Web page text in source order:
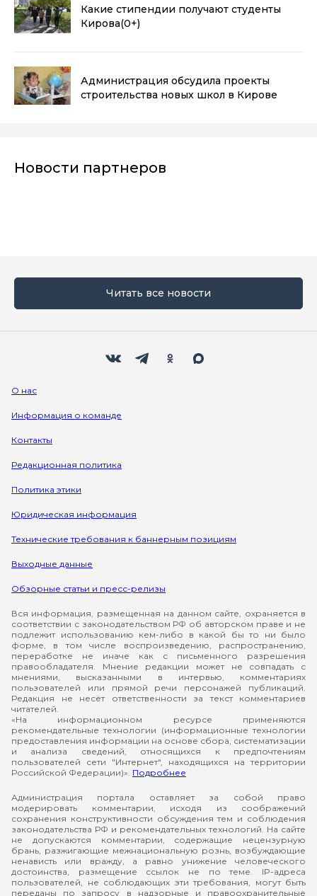
Какие стипендии получают студенты
Кирова(0+)
Администрация обсудила проекты
строительства новых школ в Кирове
Новости партнеров
Читать все новости
О нас
Информация о команде
Контакты
Редакционная политика
Политика этики
Юридическая информация
Технические требования к баннерным позициям
Выходные данные
Обзорные статьи и пресс-релизы
Вся информация, размещенная на данном сайте, охраняется в
соответствии с законодательством РФ об авторском праве и не
подлежит использованию кем-либо в какой бы то ни было
форме, в том числе воспроизведению, распространению,
переработке не иначе как с письменного разрешения
правообладателя. Мнение редакции может не совпадать с
мнениями, высказанными в интервью, комментариях
пользователей или прямой речи персонажей публикаций.
Редакция не несёт ответственности за текст комментариев
читателей.
«На информационном ресурсе применяются
рекомендательные технологии (информационные технологии
предоставления информации на основе сбора, систематизации
и анализа сведений, относящихся к предпочтениям
пользователей сети "Интернет", находящихся на территории
Российской Федерации)». Подробнее
Администрация портала оставляет за собой право
модерировать комментарии, исходя из соображений
сохранения конструктивности обсуждения тем и соблюдения
законодательства РФ и рекомендательных технологий. На сайте
не допускаются комментарии, содержащие нецензурную
брань, разжигающие межнациональную рознь, возбуждающие
ненависть или вражду, а равно унижение человеческого
достоинства, размещение ссылок не по теме. IP-адреса
пользователей, не соблюдающих эти требования, могут быть
переданы по запросу в надзорные и правоохранительные